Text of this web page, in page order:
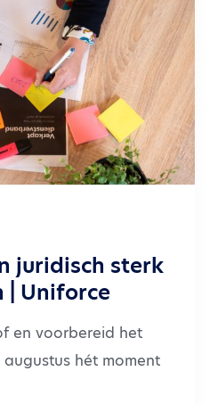
juridisch sterk
| Uniforce
en voorbereid het
hét moment